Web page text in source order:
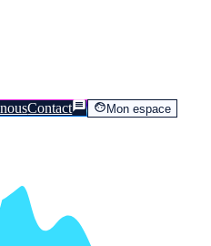
Contact Mon espace